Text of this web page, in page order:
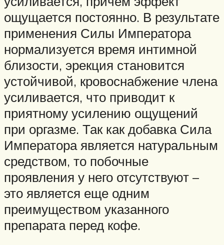
ощущается постоянно. В результате
применения Силы Императора
нормализуется время интимной
близости, эрекция становится
устойчивой, кровоснабжение члена
усиливается, что приводит к
приятному усилению ощущений
при оргазме. Так как добавка Сила
Императора является натуральным
средством, то побочные
проявления у него отсутствуют –
это является еще одним
преимуществом указанного
препарата перед кофе.